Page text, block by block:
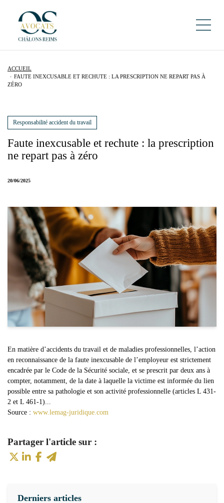
ACCUEIL
FAUTE INEXCUSABLE ET RECHUTE : LA PRESCRIPTION NE REPART PAS À
ZÉRO
Faute inexcusable et rechute : la prescription
ne repart pas à zéro
20/06/2025
Responsabilité accident du travail
Source : www.lemag-juridique.com
En matière d’accidents du travail et de maladies professionnelles, l’action
en reconnaissance de la faute inexcusable de l’employeur est strictement
encadrée par le Code de la Sécurité sociale, et se prescrit par deux ans à
compter, notamment, de la date à laquelle la victime est informée du lien
possible entre sa pathologie et son activité professionnelle (articles L 431-
2 et L 461-1)...